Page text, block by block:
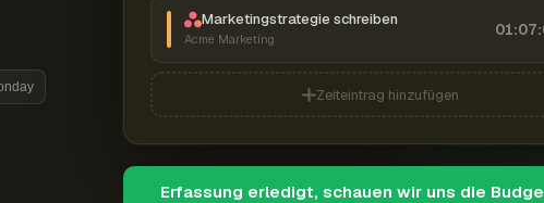
Marketingstrategie schreiben
Acme Marketing
Zeiteintrag hinzufügen
Erfassung erledigt, schauen wir uns die